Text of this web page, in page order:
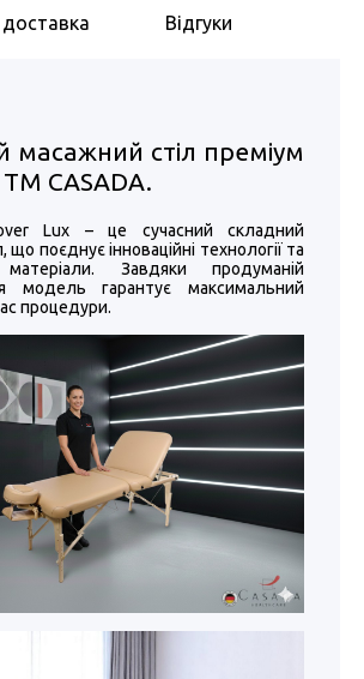
Відгуки
масажний стіл преміум
ТМ CASADA.
Lux – це сучасний складний
поєднує інноваційні технології та
матеріали. Завдяки продуманій
модель гарантує максимальний
процедури.